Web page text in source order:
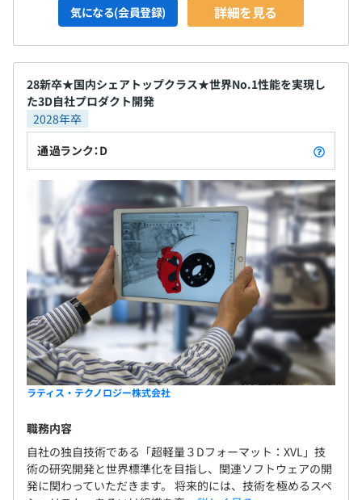
【開発環境】
・プログラム開発言語：JavaScript(ES6)
・開発プラットフォーム：Visual Studio
・生成AI：Google Gemini、ChatGPT、他
・ソースコード管理：Azure DevOps
・プロジェクト管理：OBPM, 他
・情報共有ツール：Teams, 他
全社：約100名
うちエンジニア：約50名、非エンジニア職：50名
1チーム平均5名のチーム開発をおこなっています。
気になる(会員登録) 詳細を見る
28新卒★国内シェアトップクラス★世界No.1性能を実現し
た3D自社プロダクト開発
2028年卒
通過ランク：D
ラティス・テクノロジー株式会社
職務内容
自社の独自技術である「超軽量３Dフォーマット：XVL」技
術の研究開発と世界標準化を目指し、関連ソフトウェアの開
発に関わっていただきます。 将来的には、技術を極めるスペ